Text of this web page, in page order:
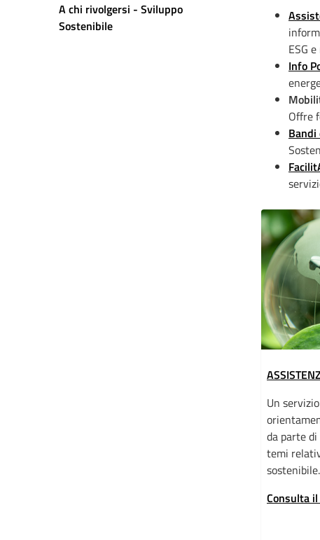
A chi rivolgersi - Sviluppo
Sostenibile
ESG
Info
Offre
Un
da parte
temi
sostenibile.
Consulta